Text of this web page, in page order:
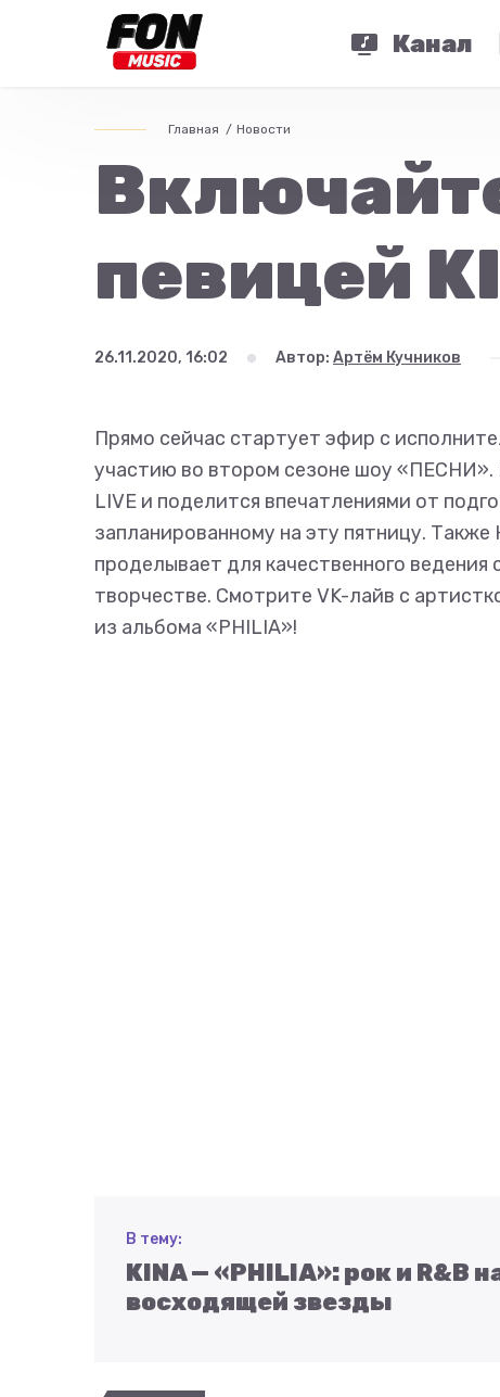
Канал
Главная Новости
певицей
26.11.2020, 16:02 Автор: Артём Кучников
Прямо сейчас стартует эфир с
участию во втором сезоне шоу «ПЕСНИ».
LIVE и поделится впечатлениями от
запланированному на эту пятницу.
проделывает для качественного
творчестве. Смотрите VK-лайв с
из альбома «PHILIA»!
В тему:
KINA — «PHILIA»: рок и R&B
восходящей звезды